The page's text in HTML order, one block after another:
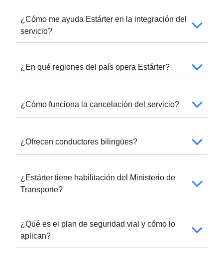
¿Cómo me ayuda Estárter en la integración del
servicio?
¿En qué regiones del país opera Estárter?
¿Cómo funciona la cancelación del servicio?
¿Ofrecen conductores bilingües?
¿Estárter tiene habilitación del Ministerio de
Transporte?
¿Qué es el plan de seguridad vial y cómo lo
aplican?